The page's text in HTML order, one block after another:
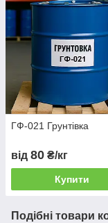
ГФ-021 Грунтівка
від 80 ₴/кг
Купити
Подібні товари